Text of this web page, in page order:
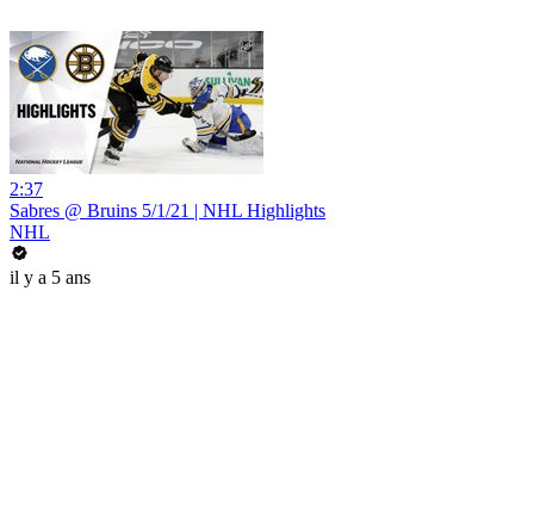
2:37
Sabres @ Bruins 5/1/21 | NHL Highlights
NHL
il y a 5 ans